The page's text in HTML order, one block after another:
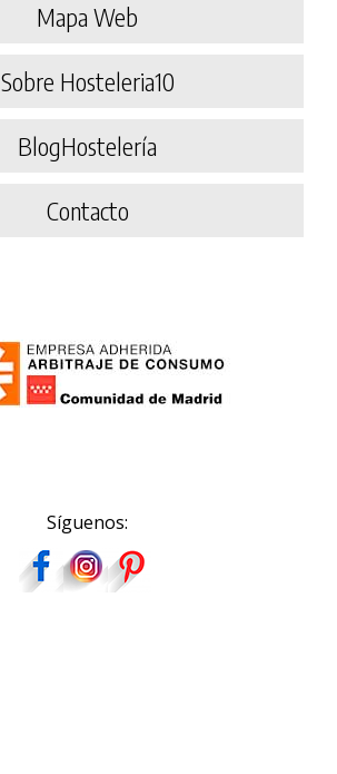
Mapa Web
Sobre Hosteleria10
BlogHostelería
Contacto
Síguenos: